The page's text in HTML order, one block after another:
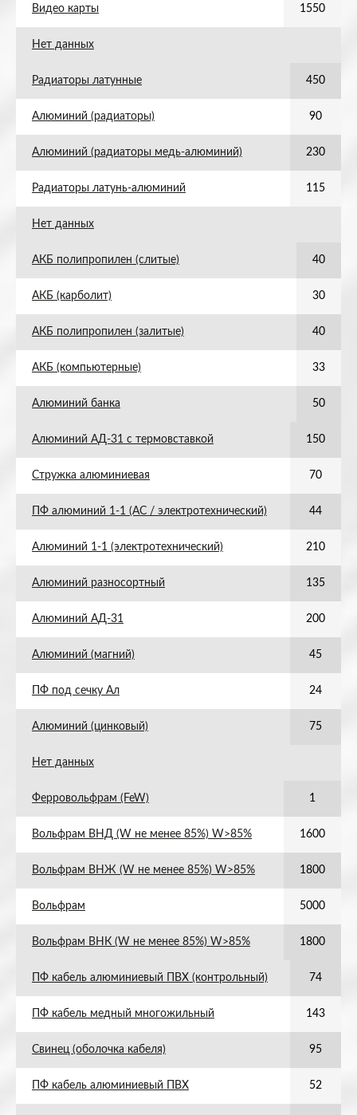
Видео карты 1550
Нет данных
Радиаторы латунные 450
Алюминий (радиаторы) 90
Алюминий (радиаторы медь-алюминий) 230
Радиаторы латунь-алюминий 115
Нет данных
АКБ полипропилен (слитые) 40
АКБ (карболит) 30
АКБ полипропилен (залитые) 40
АКБ (компьютерные) 33
Алюминий банка 50
Алюминий АД-31 с термовставкой 150
Стружка алюминиевая 70
ПФ алюминий 1-1 (АС / электротехнический) 44
Алюминий 1-1 (электротехнический) 210
Алюминий разносортный 135
Алюминий АД-31 200
Алюминий (магний) 45
ПФ под сечку Ал 24
Алюминий (цинковый) 75
Нет данных
Ферровольфрам (FeW) 1
Вольфрам ВНД (W не менее 85%) W>85% 1600
Вольфрам ВНЖ (W не менее 85%) W>85% 1800
Вольфрам 5000
Вольфрам ВНК (W не менее 85%) W>85% 1800
ПФ кабель алюминиевый ПВХ (контрольный) 74
ПФ кабель медный многожильный 143
Свинец (оболочка кабеля) 95
ПФ кабель алюминиевый ПВХ 52